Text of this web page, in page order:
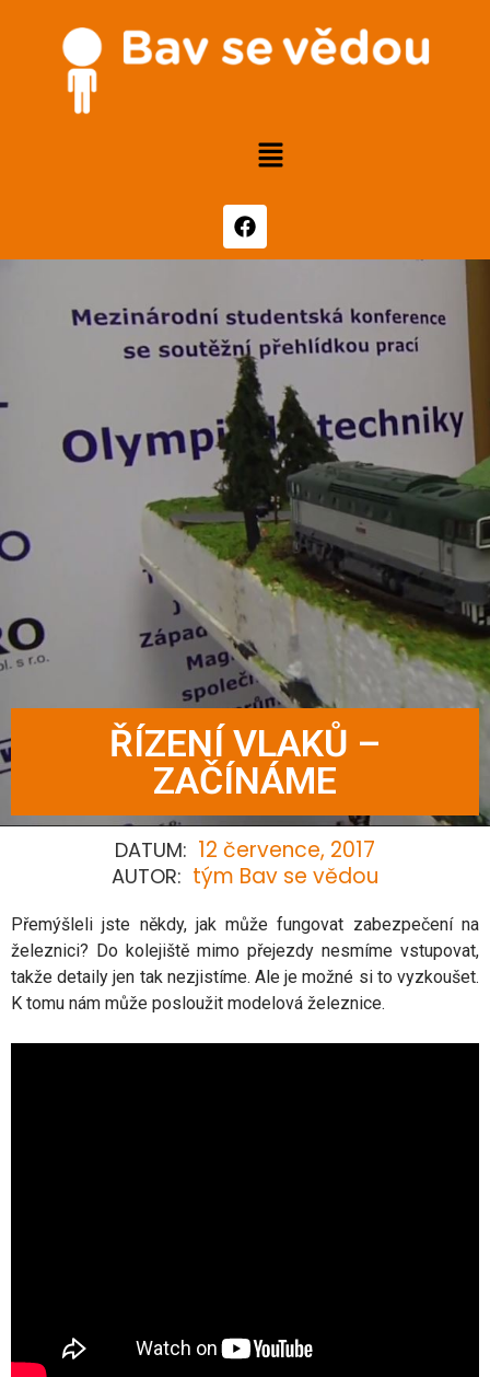
ŘÍZENÍ VLAKŮ –
ZAČÍNÁME
DATUM: 12 července, 2017
AUTOR: tým Bav se vědou
Přemýšleli jste někdy, jak může fungovat zabezpečení na
železnici? Do kolejiště mimo přejezdy nesmíme vstupovat,
takže detaily jen tak nezjistíme. Ale je možné si to vyzkoušet.
K tomu nám může posloužit modelová železnice.